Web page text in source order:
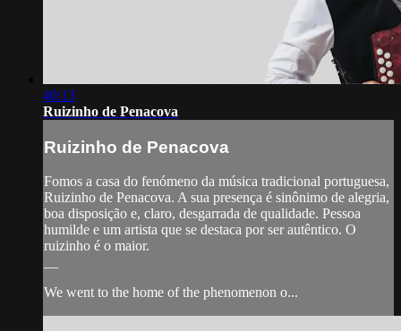
40:13
Ruizinho de Penacova
Ruizinho de Penacova
Fomos a casa do fenómeno da música tradicional portuguesa,
Ruizinho de Penacova. A sua presença é sinônimo de alegria,
boa disposição e, claro, desgarrada de qualidade. Pessoa
humilde e um artista que se destaca por ser autêntico. O
ruizinho é o maior.
We went to the home of the phenomenon o...